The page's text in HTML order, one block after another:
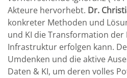
Akteure hervorhebt. Dr.
konkreter Methoden und
und KI die Transformation
Infrastruktur erfolgen kann.
Umdenken und die aktive
Daten & KI, um deren volles